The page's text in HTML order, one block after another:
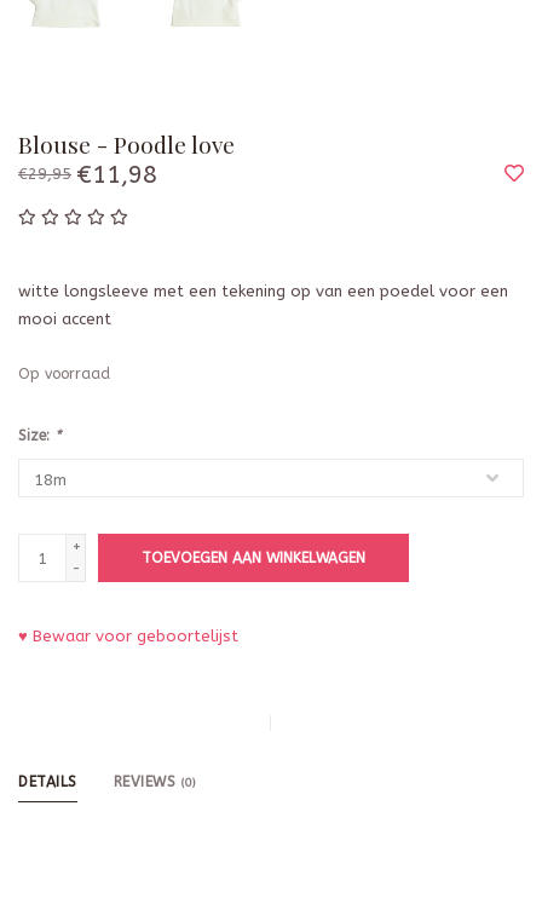
Blouse - Poodle love
€29,95 €11,98
witte longsleeve met een tekening op van een poedel voor een
mooi accent
Op voorraad
Size: *
+
-
TOEVOEGEN AAN WINKELWAGEN
♥ Bewaar voor geboortelijst
DETAILS REVIEWS (0)